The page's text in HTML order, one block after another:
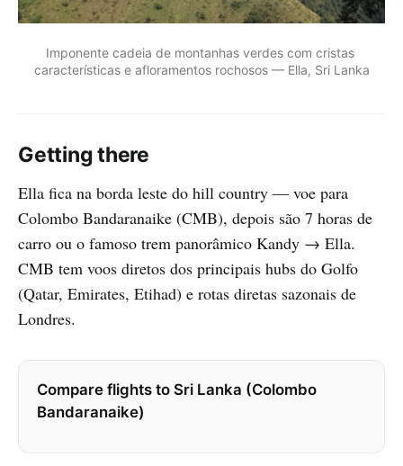
Imponente cadeia de montanhas verdes com cristas
características e afloramentos rochosos — Ella, Sri Lanka
Getting there
Ella fica na borda leste do hill country — voe para
Colombo Bandaranaike (CMB), depois são 7 horas de
carro ou o famoso trem panorâmico Kandy → Ella.
CMB tem voos diretos dos principais hubs do Golfo
(Qatar, Emirates, Etihad) e rotas diretas sazonais de
Londres.
Compare flights to Sri Lanka (Colombo
Bandaranaike)